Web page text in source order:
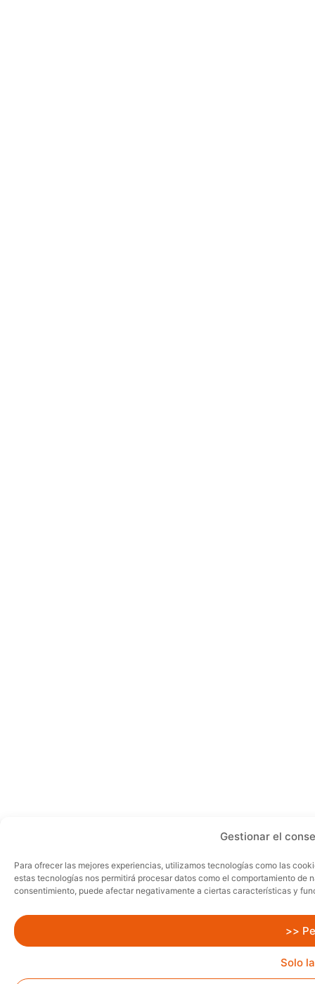
Gestionar el
Para ofrecer las mejores experiencias, utilizamos tecnologías como las
estas tecnologías nos permitirá procesar datos como el comportamiento
consentimiento, puede afectar negativamente a ciertas características y
>>
Solo